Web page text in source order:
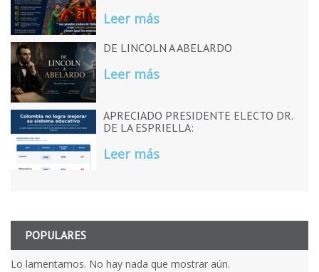
Leer más
DE LINCOLN A ABELARDO
Leer más
APRECIADO PRESIDENTE ELECTO DR.
DE LA ESPRIELLA:
Leer más
POPULARES
Lo lamentamos. No hay nada que mostrar aún.